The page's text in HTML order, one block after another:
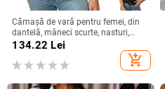
Cămașă de vară pentru femei, din
dantelă, mâneci scurte, nasturi,
imprimeu floral, croială lejeră, guler
rotund, din bumbac-poliester
134.22 Lei
add_shopping_cart